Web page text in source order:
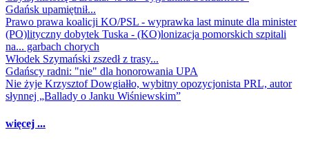
Gdańsk upamiętnił...
Prawo prawa koalicji KO/PSL - wyprawka last minute dla minister
(PO)lityczny dobytek Tuska - (KO)lonizacja pomorskich szpitali
na... garbach chorych
Włodek Szymański zszedł z trasy...
Gdańscy radni: "nie" dla honorowania UPA
Nie żyje Krzysztof Dowgiałło, wybitny opozycjonista PRL, autor
słynnej „Ballady o Janku Wiśniewskim”
więcej ...